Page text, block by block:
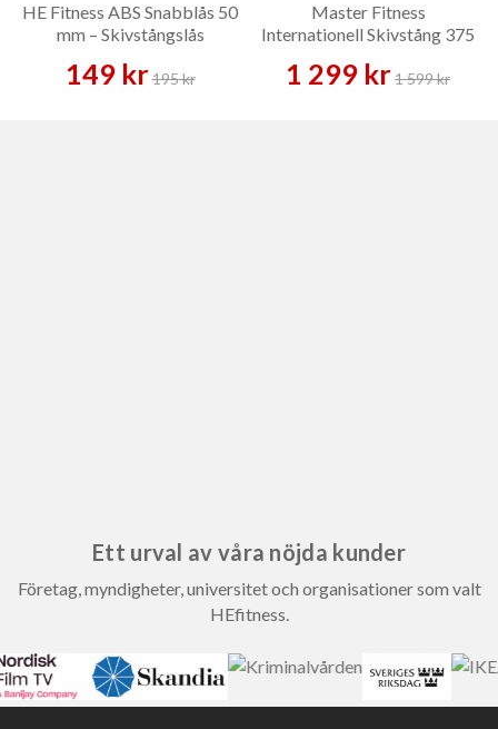
HE Fitness ABS Snabblås 50
mm – Skivstångslås
149 kr195 kr
Master Fitness
Internationell Skivstång 375
1 299 kr1 599 kr
Ett urval av våra nöjda kunder
Företag, myndigheter, universitet och organisationer som valt
HEfitness.